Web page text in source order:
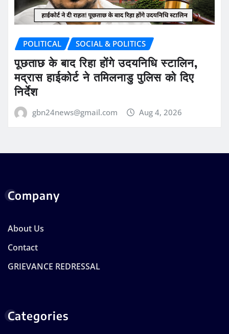
POLITICAL SOCIAL & POLITICS
पूछताछ के बाद रिहा होंगे उदयनिधि स्टालिन,
मद्रास हाईकोर्ट ने तमिलनाडु पुलिस को दिए
निर्देश
gbn24news@gmail.com Aug 4, 2026
Company
About Us
Contact
GRIEVANCE REDRESSAL
Categories